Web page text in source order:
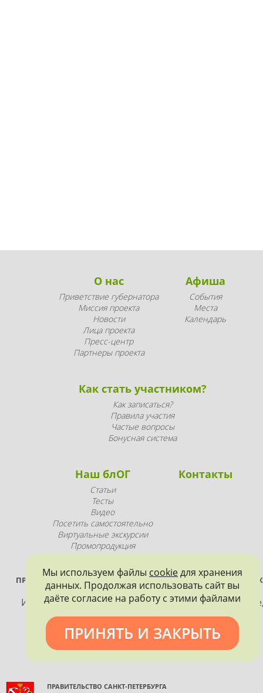
О нас
Приветствие губернатора
Миссия проекта
Новости
Лица проекта
Пресс-центр
Партнеры проекта
Афиша
События
Места
Календарь
Как стать участником?
Как записаться?
Правила участия
Частые вопросы
Бонусная система
Наш блОГ
Статьи
Тесты
Видео
Посетить самостоятельно
Виртуальные экскурсии
Промопродукция
Контакты
ПРОЕКТ РЕАЛИЗУЕТСЯ ПРИ ПОДДЕРЖКЕ ПРАВИТЕЛЬСТВА
ПЕТЕРБУРГА
Использование материалов, размещенных на
допускается только с согласия правообладателя и
обязательной ссылкой на источник информации.
ПРАВИТЕЛЬСТВО САНКТ-ПЕТЕРБУРГА
Мы используем файлы cookieдля хранения
данных. Продолжая использовать сайт вы
даёте согласие на работу с этими файлами
ПРИНЯТЬ И ЗАКРЫТЬ